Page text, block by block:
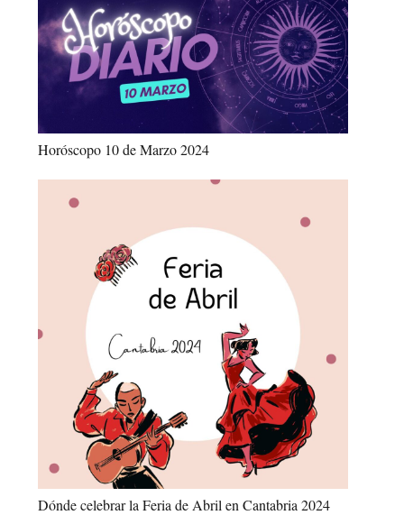
Horóscopo 10 de Marzo 2024
Dónde celebrar la Feria de Abril en Cantabria 2024